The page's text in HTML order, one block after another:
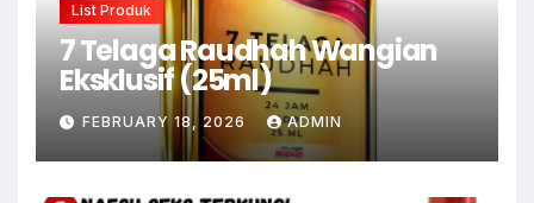
List Produk
7 Telaga Raudhah Wangian
Eksklusif (25ml)
FEBRUARY 18, 2026 ADMIN